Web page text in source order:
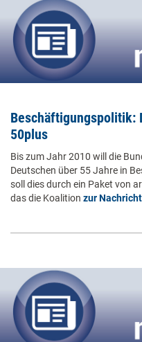
Beschäftigungspolitik:
50plus
Bis zum Jahr 2010 will die
Deutschen über 55 Jahre in
soll dies durch ein Paket von
das die Koalition zur Nachricht